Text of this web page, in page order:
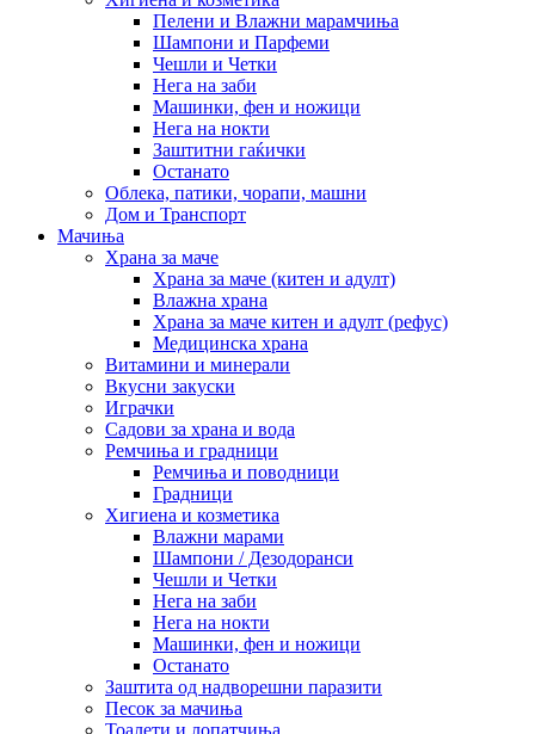
Пелени и Влажни марамчиња
Шампони и Парфеми
Чешли и Четки
Нега на заби
Машинки, фен и ножици
Нега на нокти
Заштитни гаќички
Останато
Облека, патики, чорапи, машни
Дом и Транспорт
Мачиња
Храна за маче
Храна за маче (китен и адулт)
Влажна храна
Храна за маче китен и адулт (рефус)
Медицинска храна
Витамини и минерали
Вкусни закуски
Играчки
Садови за храна и вода
Ремчиња и градници
Ремчиња и поводници
Градници
Хигиена и козметика
Влажни марами
Шампони / Дезодоранси
Чешли и Четки
Нега на заби
Нега на нокти
Машинки, фен и ножици
Останато
Заштита од надворешни паразити
Песок за мачиња
Тоалети и лопатчиња